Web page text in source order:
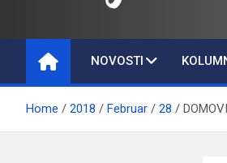
Ljubušaci
NOVOSTI
Home 2018 Februar 28